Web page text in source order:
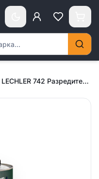
LECHLER 742 Разредител /бавен/ – 1л